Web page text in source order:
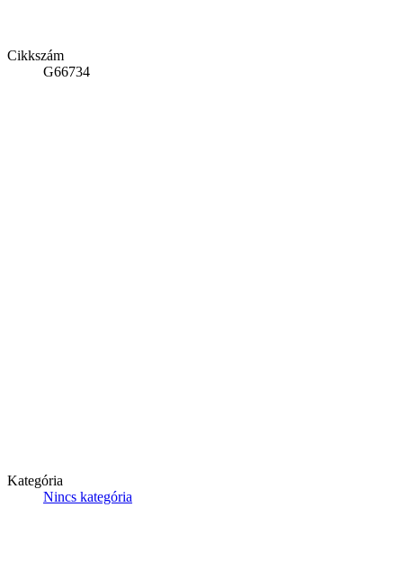
Cikkszám
G66734
Kategória
Nincs kategória